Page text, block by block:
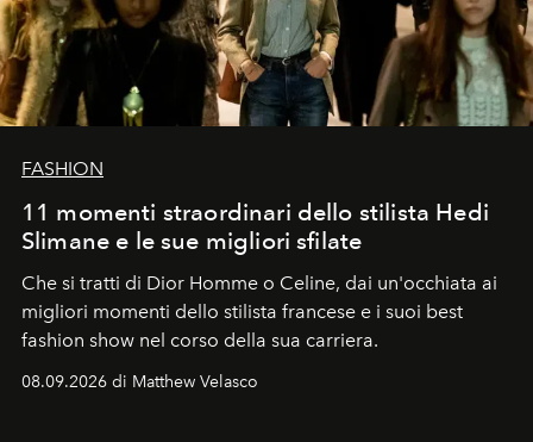
FASHION
11 momenti straordinari dello stilista Hedi
Slimane e le sue migliori sfilate
Che si tratti di Dior Homme o Celine, dai un'occhiata ai
migliori momenti dello stilista francese e i suoi best
fashion show nel corso della sua carriera.
08.09.2026 di Matthew Velasco